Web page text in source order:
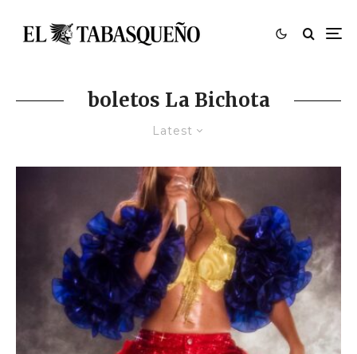
boletos La Bichota
Latest